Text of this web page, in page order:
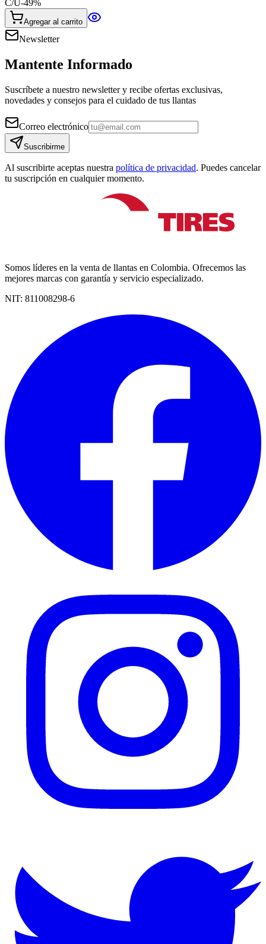
C/U-49%
Agregar al carrito
Newsletter
Mantente Informado
Suscríbete a nuestro newsletter y recibe ofertas exclusivas,
novedades y consejos para el cuidado de tus llantas
Correo electrónico
Suscribirme
Al suscribirte aceptas nuestra política de privacidad. Puedes cancelar
tu suscripción en cualquier momento.
Somos líderes en la venta de llantas en Colombia. Ofrecemos las
mejores marcas con garantía y servicio especializado.
NIT: 811008298-6